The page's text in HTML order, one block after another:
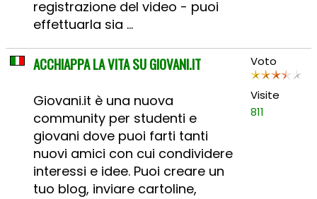
registrazione del video - puoi
effettuarla sia ...
ACCHIAPPA LA VITA SU GIOVANI.IT
Giovani.it è una nuova
community per studenti e
giovani dove puoi farti tanti
nuovi amici con cui condividere
interessi e idee. Puoi creare un
tuo blog, inviare cartoline,
Voto
Visite
811